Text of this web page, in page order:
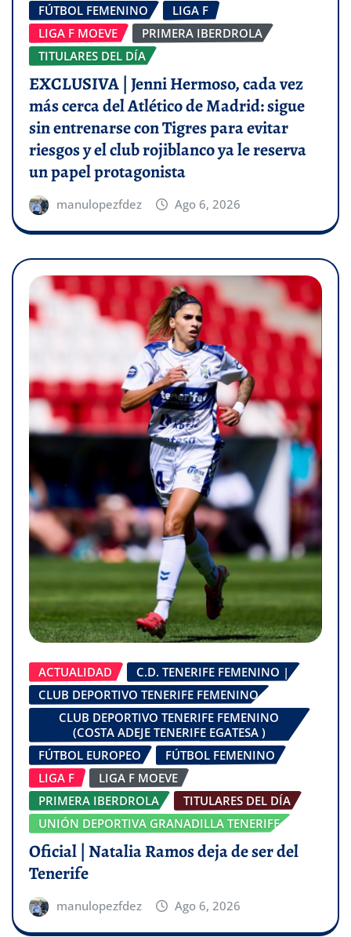
FÚTBOL FEMENINO
LIGA F
LIGA F MOEVE
PRIMERA IBERDROLA
TITULARES DEL DÍA
EXCLUSIVA | Jenni Hermoso, cada vez
más cerca del Atlético de Madrid: sigue
sin entrenarse con Tigres para evitar
riesgos y el club rojiblanco ya le reserva
un papel protagonista
manulopezfdez Ago 6, 2026
ACTUALIDAD
C.D. TENERIFE FEMENINO |
CLUB DEPORTIVO TENERIFE FEMENINO
CLUB DEPORTIVO TENERIFE FEMENINO
(COSTA ADEJE TENERIFE EGATESA )
FÚTBOL EUROPEO
FÚTBOL FEMENINO
LIGA F
LIGA F MOEVE
PRIMERA IBERDROLA
TITULARES DEL DÍA
UNIÓN DEPORTIVA GRANADILLA TENERIFE
Oficial | Natalia Ramos deja de ser del
Tenerife
manulopezfdez Ago 6, 2026